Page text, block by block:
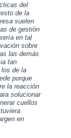
del
de la
suelen
de gestión
en tal
sobre
las demás
tan
de la
porque
la reacción
solucionar
cuellos
en